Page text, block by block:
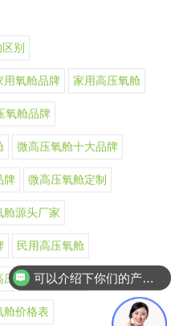
别
用氧舱品牌 家用高压氧舱
氧舱品牌
微高压氧舱十大品牌
牌 微高压氧舱定制
舱源头厂家
民用高压氧舱
压氧舱上市公司
舱价格表
可以介绍下你们的产品么